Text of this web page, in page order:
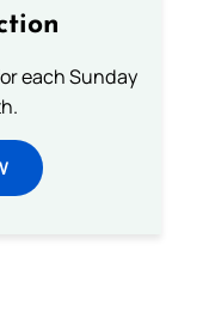
each Sunday